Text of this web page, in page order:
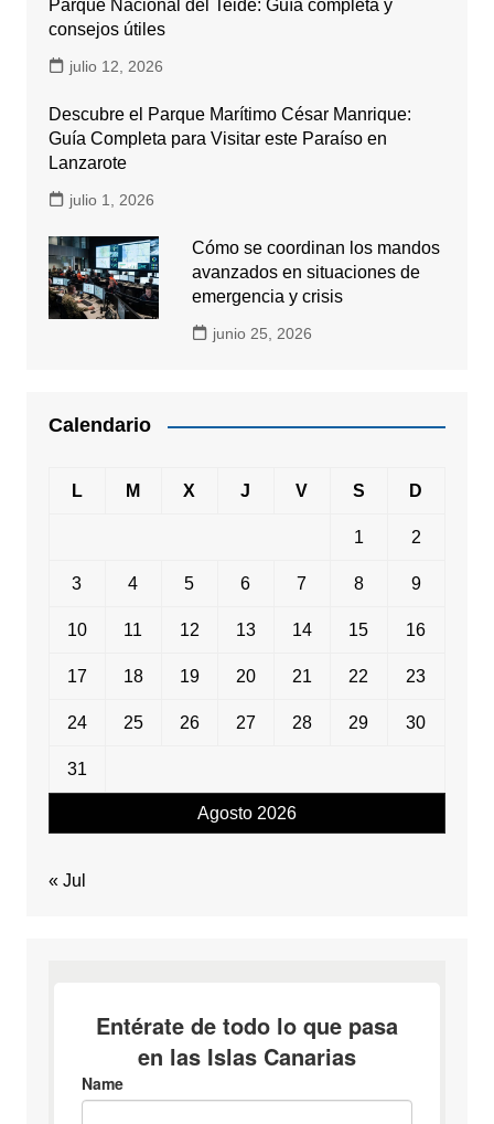
Parque Nacional del Teide: Guía completa y
consejos útiles
julio 12, 2026
Descubre el Parque Marítimo César Manrique:
Guía Completa para Visitar este Paraíso en
Lanzarote
julio 1, 2026
Cómo se coordinan los mandos
avanzados en situaciones de
emergencia y crisis
junio 25, 2026
Calendario
Agosto 2026
L M X J V S D
1 2
3 4 5 6 7 8 9
10 11 12 13 14 15 16
17 18 19 20 21 22 23
24 25 26 27 28 29 30
31
« Jul